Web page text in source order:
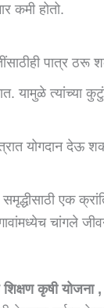
कमी होतो.
पात्र ठरू
यामुळे त्यांच्या
योगदान देऊ
एक
चांगले
कृषी योजना